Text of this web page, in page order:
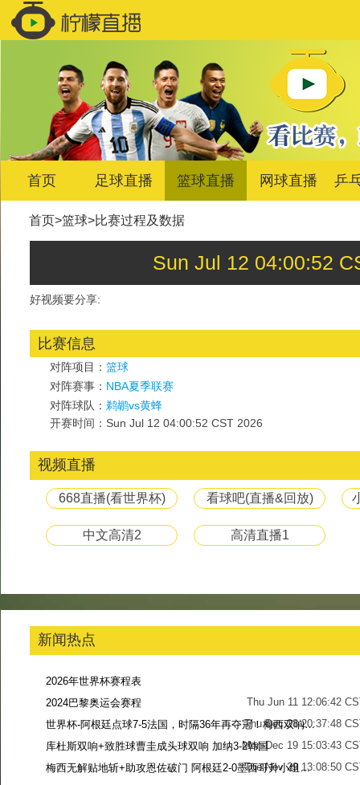
首页 足球直播 篮球直播 网球直播 乒
首页>篮球>比赛过程及数据
Sun Jul 12 04:00:52
好视频要分享:
比赛信息
对阵项目： 篮球
对阵赛事： NBA夏季联赛
对阵球队： 鹈鹕vs黄蜂
开赛时间：Sun Jul 12 04:00:52 CST 2026
视频直播
668直播(看世界杯) 看球吧(直播&回放)
中文高清2 高清直播1
新闻热点
2026年世界杯赛程表
Thu Jun 11 12:06:42
2024巴黎奥运会赛程
Thu Dec 28 20:37:48
世界杯-阿根廷点球7-5法国，时隔36年再夺冠！梅西双响姆巴佩戴帽
Mon Dec 19 15:03:43
库杜斯双响+致胜球曹圭成头球双响 加纳3-2韩国
Tue Nov 29 13:08:50
梅西无解贴地斩+助攻恩佐破门 阿根廷2-0墨西哥升小组第二